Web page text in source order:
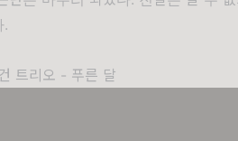
.
트리오 - 푸른 달